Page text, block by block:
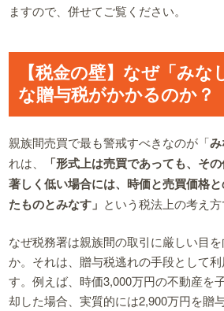
ますので、併せてご覧ください。
【税金の壁】なぜ「みな
な贈与税がかかるのか？
親族間売買で最も警戒すべきなのが「
れは、
「形式上は売買であっても、そ
著しく低い場合には、時価と売買価格
たものとみなす」 という税法上の考え方
なぜ税務署は親族間の取引に厳しい目
か。それは、贈与税逃れの手段として
す。例えば、時価3,000万円の不動産を
却した場合、実質的には2,900万円を贈